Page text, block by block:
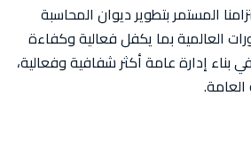
المستمر بتطوير ديوان المحاسبة
العالمية بما يكفل فعالية وكفاءة
بناء إدارة عامة أكثر شفافية وفعالية،